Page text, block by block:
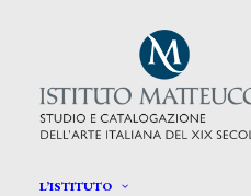
L’ISTITUTO